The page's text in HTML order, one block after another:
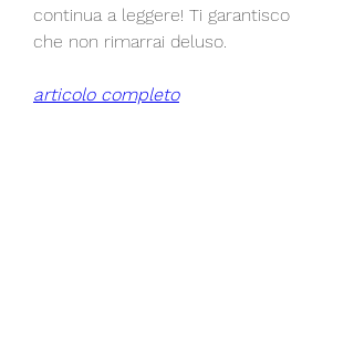
continua a leggere! Ti garantisco
che non rimarrai deluso.
articolo completo